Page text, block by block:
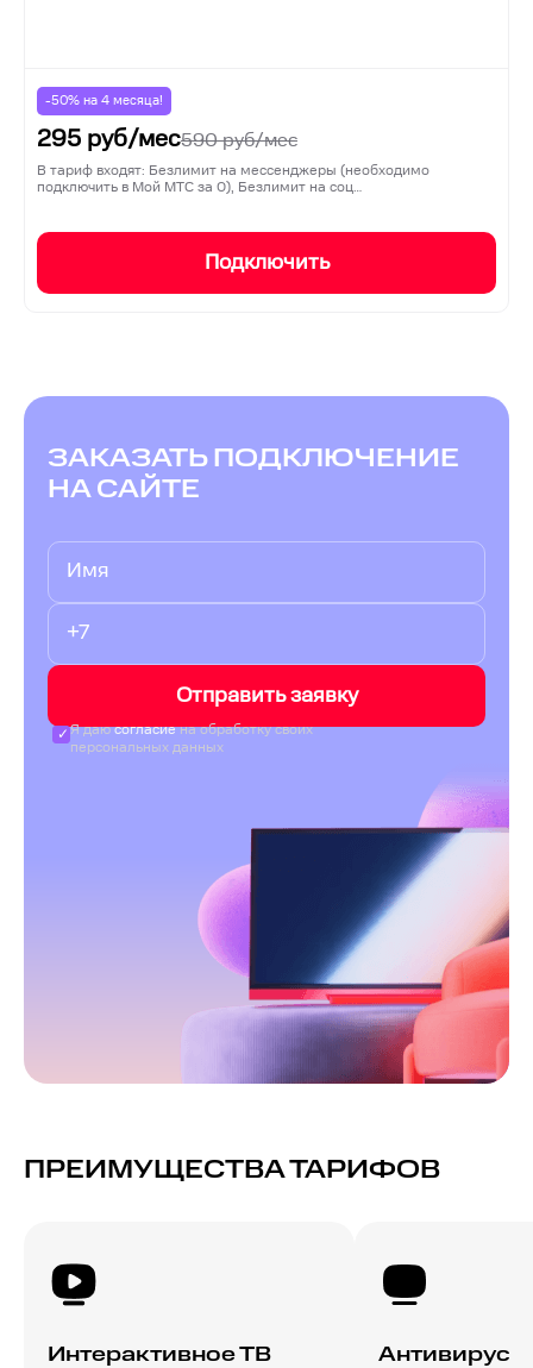
-50% на 4 месяца!
295 руб/мес590руб/мес
В тариф входят: Безлимит на мессенджеры (необходимо
подключить в Мой МТС за 0), Безлимит на соц…
Подключить
ЗАКАЗАТЬ ПОДКЛЮЧЕНИЕ
НА САЙТЕ
Отправить заявку
Я даюсогласиена обработку своих
персональных данных
ПРЕИМУЩЕСТВА ТАРИФОВ
Интерактивное ТВ Антивирус